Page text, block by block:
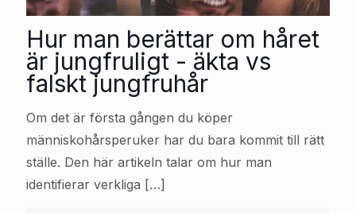
Hur man berättar om håret
är jungfruligt - äkta vs
falskt jungfruhår
Om det är första gången du köper
människohårsperuker har du bara kommit till rätt
ställe. Den här artikeln talar om hur man
identifierar verkliga […]